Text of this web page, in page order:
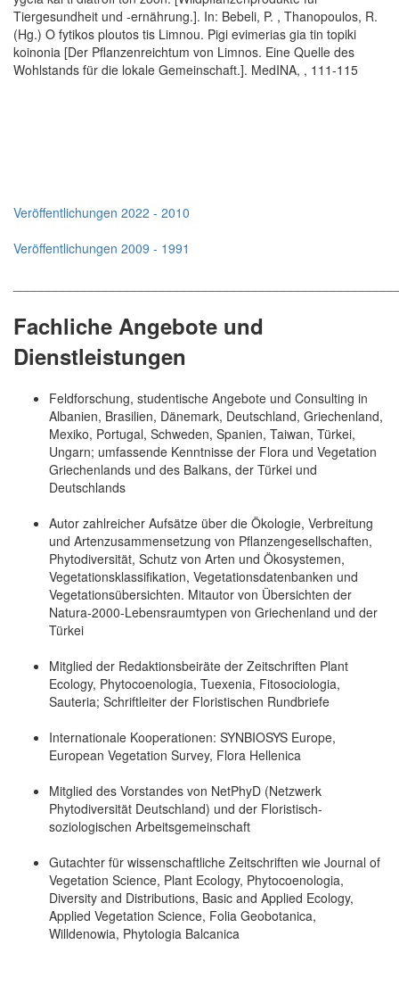
Tiergesundheit und -ernährung.]. In: Bebeli, P. , Thanopoulos, R.
(Hg.) O fytikos ploutos tis Limnou. Pigi evimerias gia tin topiki
koinonia [Der Pflanzenreichtum von Limnos. Eine Quelle des
Wohlstands für die lokale Gemeinschaft.]. MedINA, , 111-115
Veröffentlichungen 2022 - 2010
Veröffentlichungen 2009 - 1991
Fachliche Angebote und
Dienstleistungen
Feldforschung, studentische Angebote und Consulting in
Albanien, Brasilien, Dänemark, Deutschland, Griechenland,
Mexiko, Portugal, Schweden, Spanien, Taiwan, Türkei,
Ungarn; umfassende Kenntnisse der Flora und Vegetation
Griechenlands und des Balkans, der Türkei und
Deutschlands
Autor zahlreicher Aufsätze über die Ökologie, Verbreitung
und Artenzusammensetzung von Pflanzengesellschaften,
Phytodiversität, Schutz von Arten und Ökosystemen,
Vegetationsklassifikation, Vegetationsdatenbanken und
Vegetationsübersichten. Mitautor von Übersichten der
Natura-2000-Lebensraumtypen von Griechenland und der
Türkei
Mitglied der Redaktionsbeiräte der Zeitschriften Plant
Ecology, Phytocoenologia, Tuexenia, Fitosociologia,
Sauteria; Schriftleiter der Floristischen Rundbriefe
Internationale Kooperationen: SYNBIOSYS Europe,
European Vegetation Survey, Flora Hellenica
Mitglied des Vorstandes von NetPhyD (Netzwerk
Phytodiversität Deutschland) und der Floristisch-
soziologischen Arbeitsgemeinschaft
Gutachter für wissenschaftliche Zeitschriften wie Journal of
Vegetation Science, Plant Ecology, Phytocoenologia,
Diversity and Distributions, Basic and Applied Ecology,
Applied Vegetation Science, Folia Geobotanica,
Willdenowia, Phytologia Balcanica